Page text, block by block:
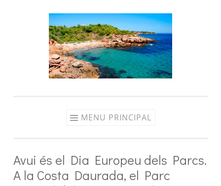
MENU PRINCIPAL
Avui és el Dia Europeu dels Parcs.
A la Costa Daurada, el Parc